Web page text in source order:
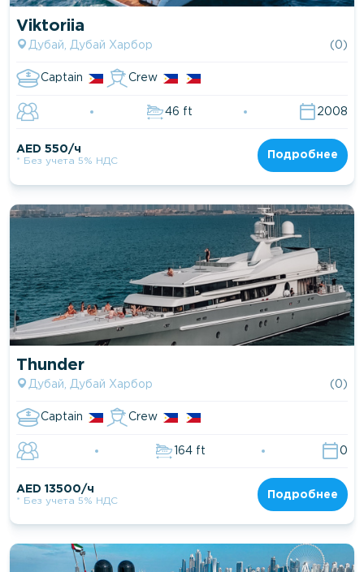
Viktoriia
Дубай, Дубай Харбор (0)
Captain Crew
46 ft 2008
AED 550/ч
* Без учета 5% НДС
Подробнее
Thunder
Дубай, Дубай Харбор (0)
Captain Crew
164 ft 0
AED 13500/ч
* Без учета 5% НДС
Подробнее